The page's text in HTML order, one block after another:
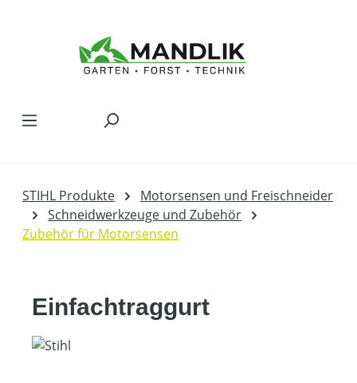
STIHL Produkte
Motorsensen und Freischneider
Schneidwerkzeuge und Zubehör
Zubehör für Motorsensen
Einfachtraggurt